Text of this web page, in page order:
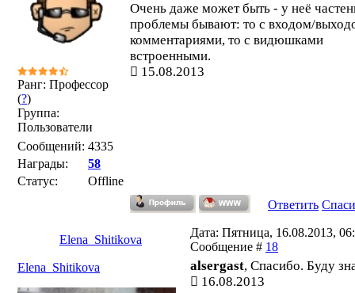
Ранг: Профессор
(?)
Группа:
Пользователи
Сообщений: 4335
Награды:
58
Статус:
Offline
Очень даже может быть - у неё
проблемы бывают: то с входом/
комментариями, то с видюшками
встроенными.
15.08.2013
Ответить
Elena_Shitikova
Дата: Пятница, 16.08.2013,
Сообщение # 18
Elena_Shitikova
alsergast, Спасибо. Буду
16.08.2013